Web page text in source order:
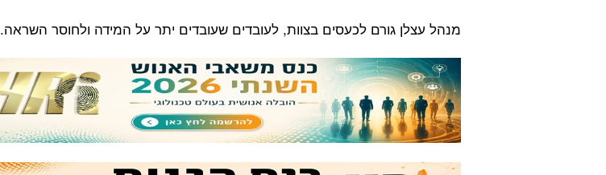
מנהל עצלן גורם לכעסים בצוות, לעובדים שעובדים יתר על המידה ולחוסר השראה.